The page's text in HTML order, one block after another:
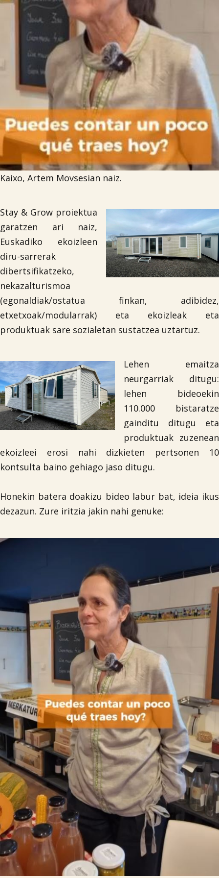
Iragarki-taula
Lursail Market
Kaixo, Artem Movsesian naiz.
Stay & Grow proiektua
garatzen ari naiz,
Euskadiko ekoizleen
diru-sarrerak
dibertsifikatzeko,
nekazalturismoa
(egonaldiak/ostatua finkan, adibidez,
etxetxoak/modularrak) eta ekoizleak eta
produktuak sare sozialetan sustatzea uztartuz.
Lehen emaitza
neurgarriak ditugu:
lehen bideoekin
110.000 bistaratze
gainditu ditugu eta
produktuak zuzenean
ekoizleei erosi nahi dizkieten pertsonen 10
kontsulta baino gehiago jaso ditugu.
Honekin batera doakizu bideo labur bat, ideia ikus
dezazun. Zure iritzia jakin nahi genuke: